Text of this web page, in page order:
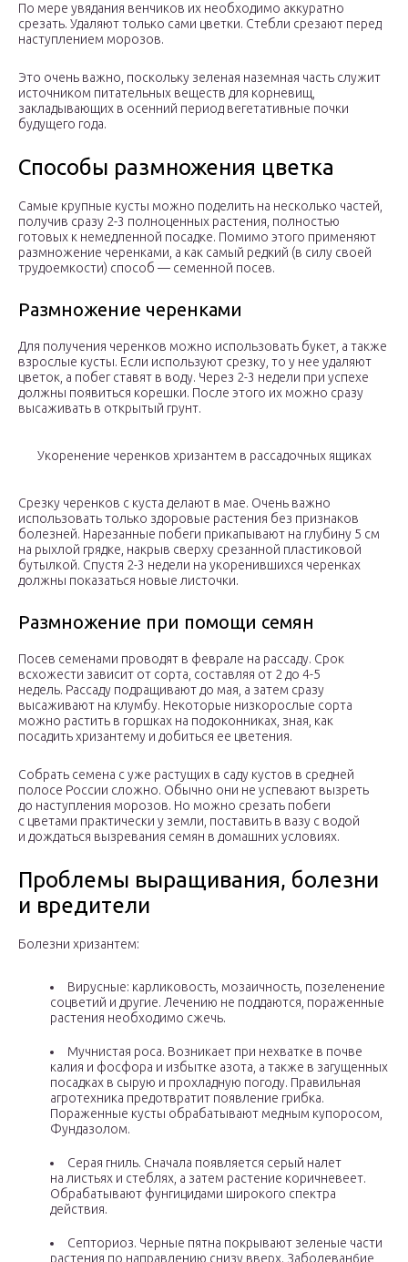
По мере увядания венчиков их необходимо аккуратно
срезать. Удаляют только сами цветки. Стебли срезают перед
наступлением морозов.
Это очень важно, поскольку зеленая наземная часть служит
источником питательных веществ для корневищ,
закладывающих в осенний период вегетативные почки
будущего года.
Способы размножения цветка
Самые крупные кусты можно поделить на несколько частей,
получив сразу 2-3 полноценных растения, полностью
готовых к немедленной посадке. Помимо этого применяют
размножение черенками, а как самый редкий (в силу своей
трудоемкости) способ — семенной посев.
Размножение черенками
Для получения черенков можно использовать букет, а также
взрослые кусты. Если используют срезку, то у нее удаляют
цветок, а побег ставят в воду. Через 2-3 недели при успехе
должны появиться корешки. После этого их можно сразу
высаживать в открытый грунт.
Укоренение черенков хризантем в рассадочных ящиках
Срезку черенков с куста делают в мае. Очень важно
использовать только здоровые растения без признаков
болезней. Нарезанные побеги прикапывают на глубину 5 см
на рыхлой грядке, накрыв сверху срезанной пластиковой
бутылкой. Спустя 2-3 недели на укоренившихся черенках
должны показаться новые листочки.
Размножение при помощи семян
Посев семенами проводят в феврале на рассаду. Срок
всхожести зависит от сорта, составляя от 2 до 4-5
недель. Рассаду подращивают до мая, а затем сразу
высаживают на клумбу. Некоторые низкорослые сорта
можно растить в горшках на подоконниках, зная, как
посадить хризантему и добиться ее цветения.
Собрать семена с уже растущих в саду кустов в средней
полосе России сложно. Обычно они не успевают вызреть
до наступления морозов. Но можно срезать побеги
с цветами практически у земли, поставить в вазу с водой
и дождаться вызревания семян в домашних условиях.
Проблемы выращивания, болезни
и вредители
Болезни хризантем:
Вирусные: карликовость, мозаичность, позеленение
соцветий и другие. Лечению не поддаются, пораженные
растения необходимо сжечь.
Мучнистая роса. Возникает при нехватке в почве
калия и фосфора и избытке азота, а также в загущенных
посадках в сырую и прохладную погоду. Правильная
агротехника предотвратит появление грибка.
Пораженные кусты обрабатывают медным купоросом,
Фундазолом.
Серая гниль. Сначала появляется серый налет
на листьях и стеблях, а затем растение коричневеет.
Обрабатывают фунгицидами широкого спектра
действия.
Септориоз. Черные пятна покрывают зеленые части
растения по направлению снизу вверх. Заболеван6ие